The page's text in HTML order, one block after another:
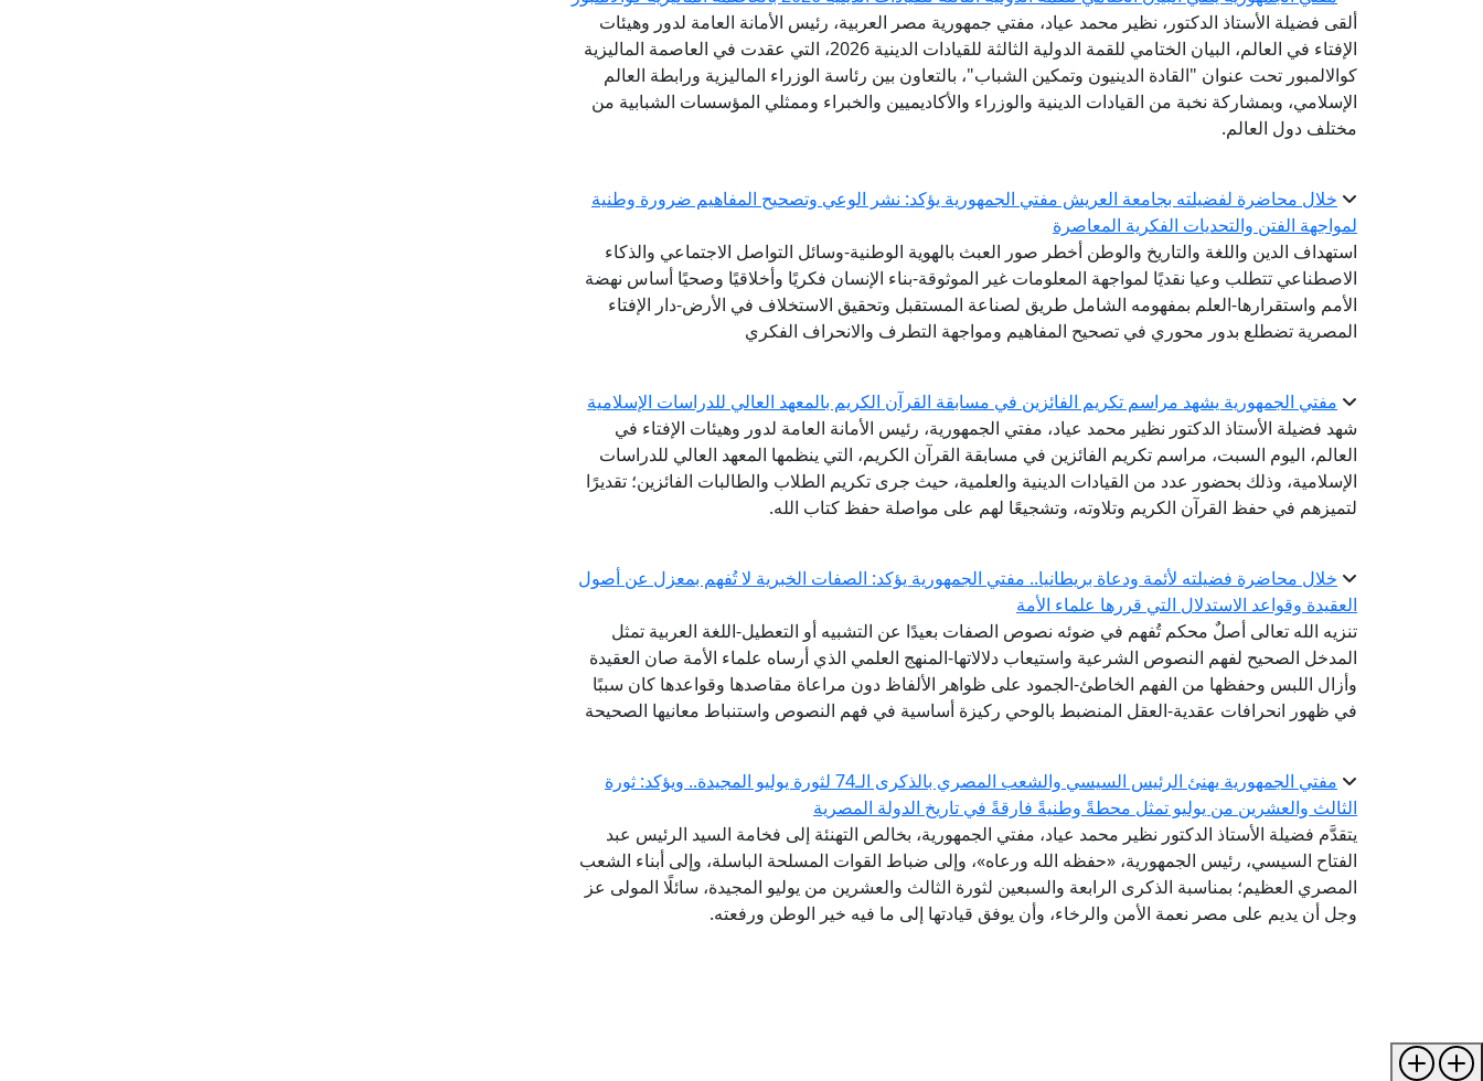
ألقى فضيلة الأستاذ الدكتور، نظير محمد عياد، مفتي جمهورية مصر العربية، رئيس الأمانة العامة لدور وهيئات
الإفتاء في العالم، البيان الختامي للقمة الدولية الثالثة للقيادات الدينية 2026، التي عقدت في العاصمة الماليزية
كوالالمبور تحت عنوان "القادة الدينيون وتمكين الشباب"، بالتعاون بين رئاسة الوزراء الماليزية ورابطة العالم
الإسلامي، وبمشاركة نخبة من القيادات الدينية والوزراء والأكاديميين والخبراء وممثلي المؤسسات الشبابية من
مختلف دول العالم.
خلال محاضرة لفضيلته بجامعة العريش مفتي الجمهورية يؤكد: نشر الوعي وتصحيح المفاهيم ضرورة وطنية
لمواجهة الفتن والتحديات الفكرية المعاصرة
استهداف الدين واللغة والتاريخ والوطن أخطر صور العبث بالهوية الوطنية-وسائل التواصل الاجتماعي والذكاء
الاصطناعي تتطلب وعيا نقديًا لمواجهة المعلومات غير الموثوقة-بناء الإنسان فكريًا وأخلاقيًا وصحيًا أساس نهضة
الأمم واستقرارها-العلم بمفهومه الشامل طريق لصناعة المستقبل وتحقيق الاستخلاف في الأرض-دار الإفتاء
المصرية تضطلع بدور محوري في تصحيح المفاهيم ومواجهة التطرف والانحراف الفكري
مفتي الجمهورية يشهد مراسم تكريم الفائزين في مسابقة القرآن الكريم بالمعهد العالي للدراسات الإسلامية
شهد فضيلة الأستاذ الدكتور نظير محمد عياد، مفتي الجمهورية، رئيس الأمانة العامة لدور وهيئات الإفتاء في
العالم، اليوم السبت، مراسم تكريم الفائزين في مسابقة القرآن الكريم، التي ينظمها المعهد العالي للدراسات
الإسلامية، وذلك بحضور عدد من القيادات الدينية والعلمية، حيث جرى تكريم الطلاب والطالبات الفائزين؛ تقديرًا
لتميزهم في حفظ القرآن الكريم وتلاوته، وتشجيعًا لهم على مواصلة حفظ كتاب الله.
خلال محاضرة فضيلته لأئمة ودعاة بريطانيا.. مفتي الجمهورية يؤكد: الصفات الخبرية لا تُفهم بمعزل عن أصول
العقيدة وقواعد الاستدلال التي قررها علماء الأمة
تنزيه الله تعالى أصلٌ محكم تُفهم في ضوئه نصوص الصفات بعيدًا عن التشبيه أو التعطيل-اللغة العربية تمثل
المدخل الصحيح لفهم النصوص الشرعية واستيعاب دلالاتها-المنهج العلمي الذي أرساه علماء الأمة صان العقيدة
وأزال اللبس وحفظها من الفهم الخاطئ-الجمود على ظواهر الألفاظ دون مراعاة مقاصدها وقواعدها كان سببًا
في ظهور انحرافات عقدية-العقل المنضبط بالوحي ركيزة أساسية في فهم النصوص واستنباط معانيها الصحيحة
مفتي الجمهورية يهنئ الرئيس السيسي والشعب المصري بالذكرى الـ74 لثورة يوليو المجيدة.. ويؤكد: ثورة
الثالث والعشرين من يوليو تمثل محطةً وطنيةً فارقةً في تاريخ الدولة المصرية
يتقدَّم فضيلة الأستاذ الدكتور نظير محمد عياد، مفتي الجمهورية، بخالص التهنئة إلى فخامة السيد الرئيس عبد
الفتاح السيسي، رئيس الجمهورية، «حفظه الله ورعاه»، وإلى ضباط القوات المسلحة الباسلة، وإلى أبناء الشعب
المصري العظيم؛ بمناسبة الذكرى الرابعة والسبعين لثورة الثالث والعشرين من يوليو المجيدة، سائلًا المولى عز
وجل أن يديم على مصر نعمة الأمن والرخاء، وأن يوفق قيادتها إلى ما فيه خير الوطن ورفعته.